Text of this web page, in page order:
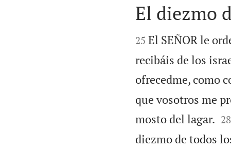

El diezmo

25 El SEÑOR le
recibáis de los
ofrecedme, como
que vosotros me
mosto del lagar.
28
diezmo de todos